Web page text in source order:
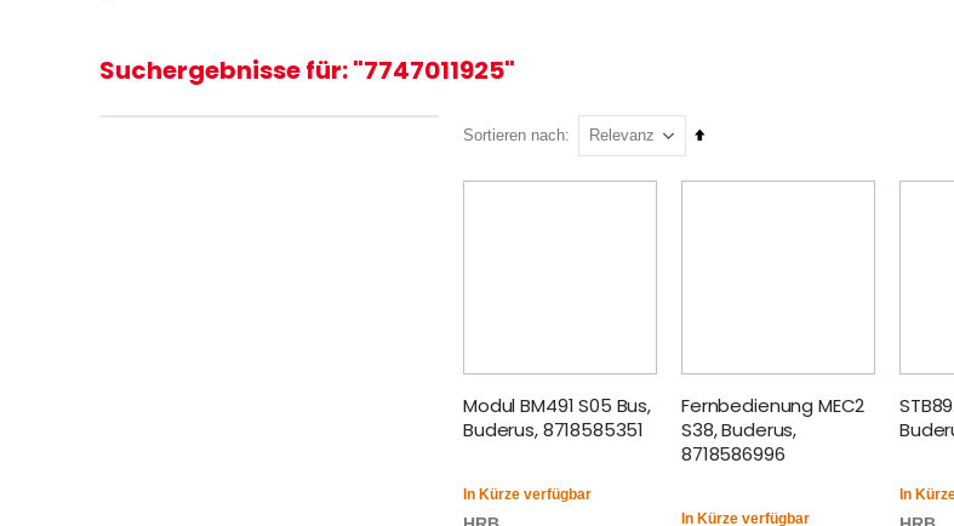
Suchergebnisse für: "7747011925"
Sortieren nach
In
Modul BM491 S05 Bus,
Buderus, 8718585351
In Kürze verfügbar
Fernbedienung MEC2
S38, Buderus,
8718586996
In Kürze verfügbar
In